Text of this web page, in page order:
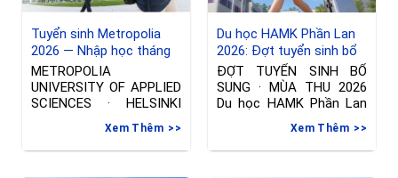
Tuyển sinh Metropolia
2026 — Nhập học tháng
01/2027 tại Phần Lan
METROPOLIA
UNIVERSITY OF APPLIED
SCIENCES · HELSINKI
Đợt tuyển sinh riêng —
Nhập học thángXem Thêm
Du học HAMK Phần Lan
2026: Đợt tuyển sinh bổ
sung ngành International
Business & Công nghệ
thông tin
ĐỢT TUYỂN SINH BỔ
SUNG · MÙA THU 2026
Du học HAMK Phần Lan
Xem Thêm